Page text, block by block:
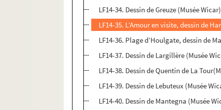
LF14-34. Dessin de Greuze (Musée Wicar)
LF14-35. L’Amour en visite, dessin de
LF14-36. Plage d’Houlgate, dessin de
LF14-37. Dessin de Largillère (Musée
LF14-38. Dessin de Quentin de La
LF14-39. Dessin de Lebuteux (Musée
LF14-40. Dessin de Mantegna (Musée